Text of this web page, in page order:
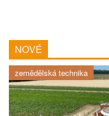
NOVÉ
zemědělská technika